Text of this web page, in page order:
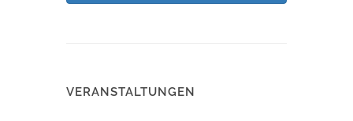
VERANSTALTUNGEN